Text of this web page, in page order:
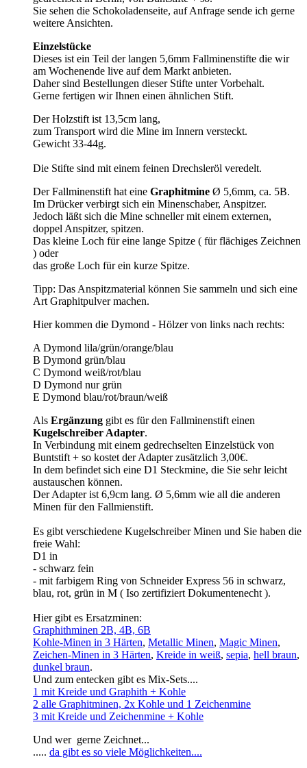
Sie sehen die Schokoladenseite, auf Anfrage sende ich gerne
weitere Ansichten.
Einzelstücke
Dieses ist ein Teil der langen 5,6mm Fallminenstifte die wir
am Wochenende live auf dem Markt anbieten.
Daher sind Bestellungen dieser Stifte unter Vorbehalt.
Gerne fertigen wir Ihnen einen ähnlichen Stift.
Der Holzstift ist 13,5cm lang,
zum Transport wird die Mine im Innern versteckt.
Gewicht 33-44g.
Die Stifte sind mit einem feinen Drechsleröl veredelt.
Der Fallminenstift hat eine Graphitmine Ø 5,6mm, ca. 5B.
Im Drücker verbirgt sich ein Minenschaber, Anspitzer.
Jedoch läßt sich die Mine schneller mit einem externen,
doppel Anspitzer, spitzen.
Das kleine Loch für eine lange Spitze ( für flächiges Zeichnen
) oder
das große Loch für ein kurze Spitze.
Tipp: Das Anspitzmaterial können Sie sammeln und sich eine
Art Graphitpulver machen.
Hier kommen die Dymond - Hölzer von links nach rechts:
A Dymond lila/grün/orange/blau
B Dymond grün/blau
C Dymond weiß/rot/blau
D Dymond nur grün
E Dymond blau/rot/braun/weiß
Als Ergänzung gibt es für den Fallminenstift einen
Kugelschreiber Adapter.
In Verbindung mit einem gedrechselten Einzelstück von
Buntstift + so kostet der Adapter zusätzlich 3,00€.
In dem befindet sich eine D1 Steckmine, die Sie sehr leicht
austauschen können.
Der Adapter ist 6,9cm lang. Ø 5,6mm wie all die anderen
Minen für den Fallmienstift.
Es gibt verschiedene Kugelschreiber Minen und Sie haben die
freie Wahl:
D1 in
- schwarz fein
- mit farbigem Ring von Schneider Express 56 in schwarz,
blau, rot, grün in M ( Iso zertifiziert Dokumentenecht ).
Hier gibt es Ersatzminen:
Graphithminen 2B, 4B, 6B
Kohle-Minen in 3 Härten, Metallic Minen, Magic Minen,
Zeichen-Minen in 3 Härten, Kreide in weiß, sepia, hell braun,
dunkel braun.
Und zum entecken gibt es Mix-Sets....
1 mit Kreide und Graphith + Kohle
2 alle Graphitminen, 2x Kohle und 1 Zeichenmine
3 mit Kreide und Zeichenmine + Kohle
Und wer gerne Zeichnet...
..... da gibt es so viele Möglichkeiten....